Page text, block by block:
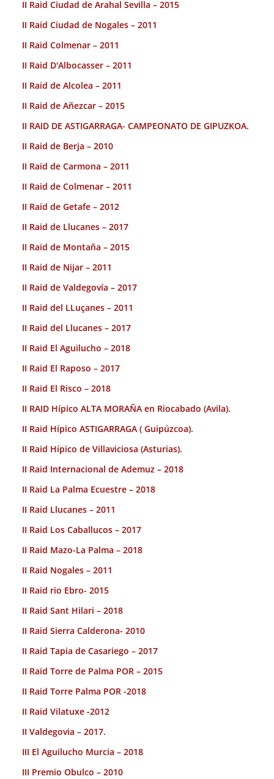
II Raid Ciudad de Arahal Sevilla – 2015
II Raid Ciudad de Nogales – 2011
II Raid Colmenar – 2011
II Raid D'Albocasser – 2011
II Raid de Alcolea – 2011
II Raid de Añezcar – 2015
II RAID DE ASTIGARRAGA- CAMPEONATO DE GIPUZKOA.
II Raid de Berja – 2010
II Raid de Carmona – 2011
II Raid de Colmenar – 2011
II Raid de Getafe – 2012
II Raid de Llucanes – 2017
II Raid de Montaña – 2015
II Raid de Nijar – 2011
II Raid de Valdegovía – 2017
II Raid del LLuçanes – 2011
II Raid del Llucanes – 2017
II Raid El Aguilucho – 2018
II Raid El Raposo – 2017
II Raid El Risco – 2018
II RAID Hípico ALTA MORAÑA en Riocabado (Avila).
II Raid Hípico ASTIGARRAGA ( Guipúzcoa).
II Raid Hípico de Villaviciosa (Asturias).
II Raid Internacional de Ademuz – 2018
II Raid La Palma Ecuestre – 2018
II Raid Llucanes – 2011
II Raid Los Caballucos – 2017
II Raid Mazo-La Palma – 2018
II Raid Nogales – 2011
II Raid rio Ebro- 2015
II Raid Sant Hilari – 2018
II Raid Sierra Calderona- 2010
II Raid Tapia de Casariego – 2017
II Raid Torre de Palma POR – 2015
II Raid Torre Palma POR -2018
II Raid Vilatuxe -2012
II Valdegovia – 2017.
III El Aguilucho Murcia – 2018
III Premio Obulco – 2010